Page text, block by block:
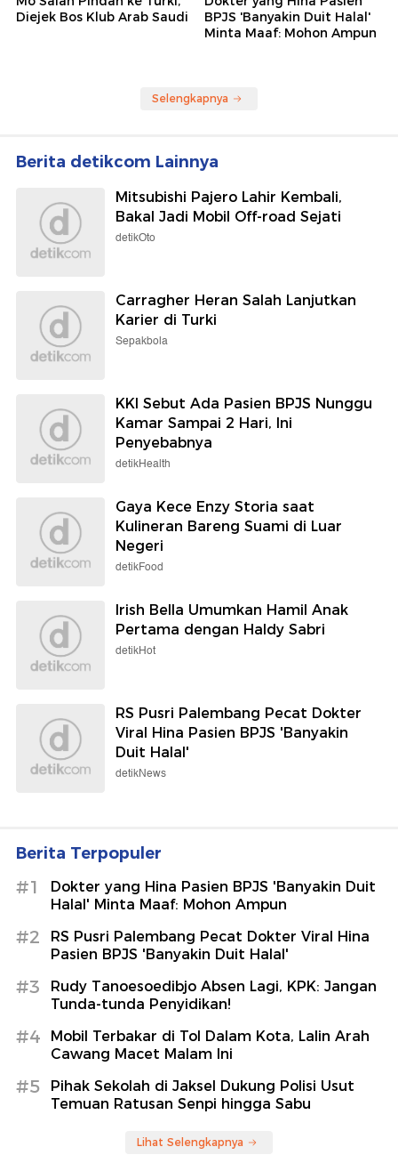
Diejek Bos Klub Arab Saudi
BPJS 'Banyakin Duit Halal'
Minta Maaf: Mohon Ampun
Selengkapnya
Berita detikcom Lainnya
Mitsubishi Pajero Lahir Kembali,
Bakal Jadi Mobil Off-road Sejati
detikOto
Carragher Heran Salah Lanjutkan
Karier di Turki
Sepakbola
KKI Sebut Ada Pasien BPJS Nunggu
Kamar Sampai 2 Hari, Ini
Penyebabnya
detikHealth
Gaya Kece Enzy Storia saat
Kulineran Bareng Suami di Luar
Negeri
detikFood
Irish Bella Umumkan Hamil Anak
Pertama dengan Haldy Sabri
detikHot
RS Pusri Palembang Pecat Dokter
Viral Hina Pasien BPJS 'Banyakin
Duit Halal'
detikNews
Berita Terpopuler
#1
Dokter yang Hina Pasien BPJS 'Banyakin Duit
Halal' Minta Maaf: Mohon Ampun
#2
RS Pusri Palembang Pecat Dokter Viral Hina
Pasien BPJS 'Banyakin Duit Halal'
#3
Rudy Tanoesoedibjo Absen Lagi, KPK: Jangan
Tunda-tunda Penyidikan!
#4
Mobil Terbakar di Tol Dalam Kota, Lalin Arah
Cawang Macet Malam Ini
#5
Pihak Sekolah di Jaksel Dukung Polisi Usut
Temuan Ratusan Senpi hingga Sabu
Lihat Selengkapnya